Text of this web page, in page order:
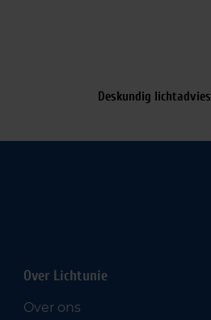
Deskundig lichtadvies
Over Lichtunie
Over ons